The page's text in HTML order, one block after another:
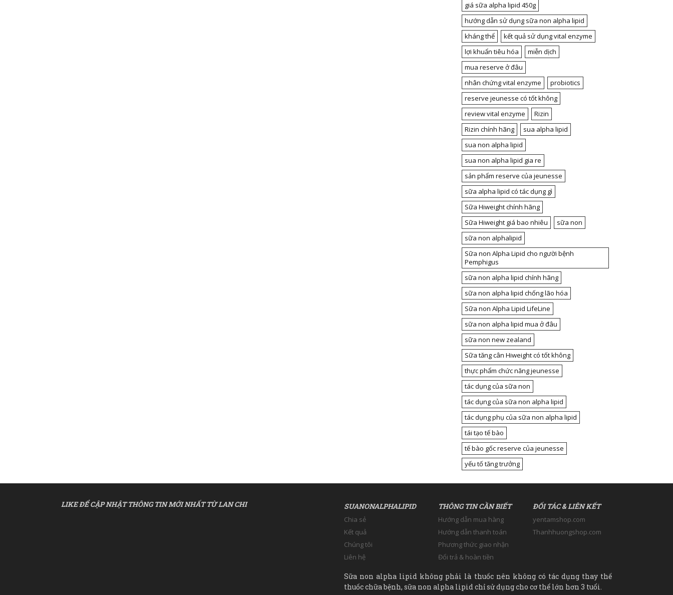
giá sữa alpha lipid 450g
hướng dẫn sử dụng sữa non alpha lipid
kháng thể
kết quả sử dụng vital enzyme
lợi khuẩn tiêu hóa
miễn dịch
mua reserve ở đâu
nhân chứng vital enzyme
probiotics
reserve jeunesse có tốt không
review vital enzyme
Rizin
Rizin chính hãng
sua alpha lipid
sua non alpha lipid
sua non alpha lipid gia re
sản phẩm reserve của jeunesse
sữa alpha lipid có tác dụng gì
Sữa Hiweight chính hãng
Sữa Hiweight giá bao nhiêu
sữa non
sữa non alphalipid
Sữa non Alpha Lipid cho người bệnh
Pemphigus
sữa non alpha lipid chính hãng
sữa non alpha lipid chống lão hóa
Sữa non Alpha Lipid LifeLine
sữa non alpha lipid mua ở đâu
sữa non new zealand
Sữa tăng cân Hiweight có tốt không
thực phẩm chức năng jeunesse
tác dụng của sữa non
tác dụng của sữa non alpha lipid
tác dụng phụ của sữa non alpha lipid
tái tạo tế bào
tế bào gốc reserve của jeunesse
yếu tố tăng trưởng
LIKE ĐỂ CẬP NHẬT THÔNG TIN MỚI NHẤT TỪ LAN CHI SUANONALPHALIPID
Chia sẻ
Kết quả
Chúng tôi
Liên hệ
THÔNG TIN CẦN BIẾT
Hướng dẫn mua hàng
Hướng dẫn thanh toán
Phương thức giao nhận
Đổi trả & hoàn tiền
ĐỐI TÁC & LIÊN KẾT
yentamshop.com
Thanhhuongshop.com
Sữa non alpha lipid không phải là thuốc nên không có tác dụng thay thế
thuốc chữa bệnh, sữa non alpha lipid chỉ sử dụng cho cơ thể lớn hơn 3 tuổi.